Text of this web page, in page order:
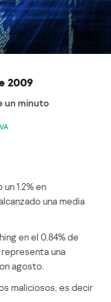
2009
un minuto
1.2% en
una media
en el 0.84% de
una
agosto.
maliciosos, es decir